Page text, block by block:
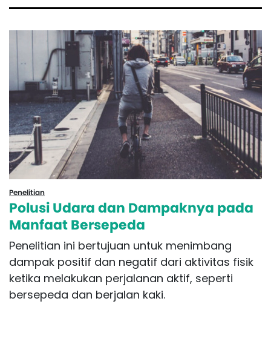
Penelitian
Polusi Udara dan Dampaknya pada
Manfaat Bersepeda
Penelitian ini bertujuan untuk menimbang
dampak positif dan negatif dari aktivitas fisik
ketika melakukan perjalanan aktif, seperti
bersepeda dan berjalan kaki.